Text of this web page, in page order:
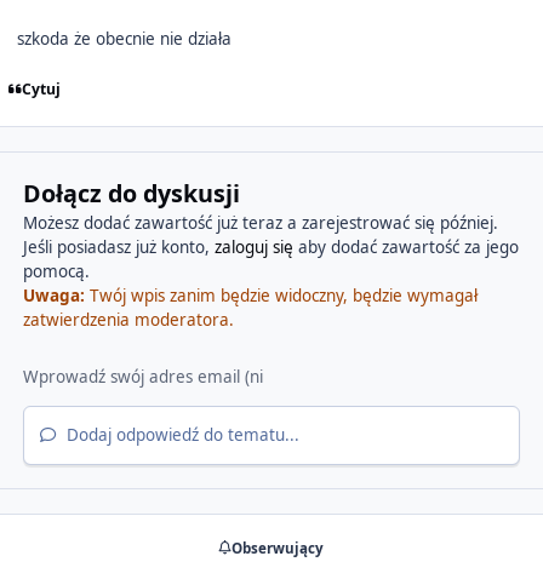
szkoda że obecnie nie działa
Cytuj
Dołącz do dyskusji
Możesz dodać zawartość już teraz a zarejestrować się później.
Jeśli posiadasz już konto, zaloguj się aby dodać zawartość za jego
pomocą.
Uwaga: Twój wpis zanim będzie widoczny, będzie wymagał
zatwierdzenia moderatora.
Dodaj odpowiedź do tematu...
Obserwujący